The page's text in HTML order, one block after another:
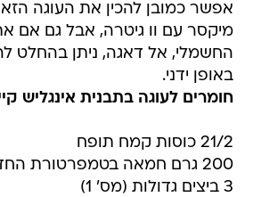
אפשר כמובן להכין את העוגה
מיקסר עם וו גיטרה, אבל גם אם
החשמלי, אל דאגה, ניתן בהחלט
באופן ידני.
חומרים לעוגה בתבנית אינגליש
21/2 כוסות קמח תופח
200 גרם חמאה בטמפרטורת החדר
3 ביצים גדולות (מס' 1)